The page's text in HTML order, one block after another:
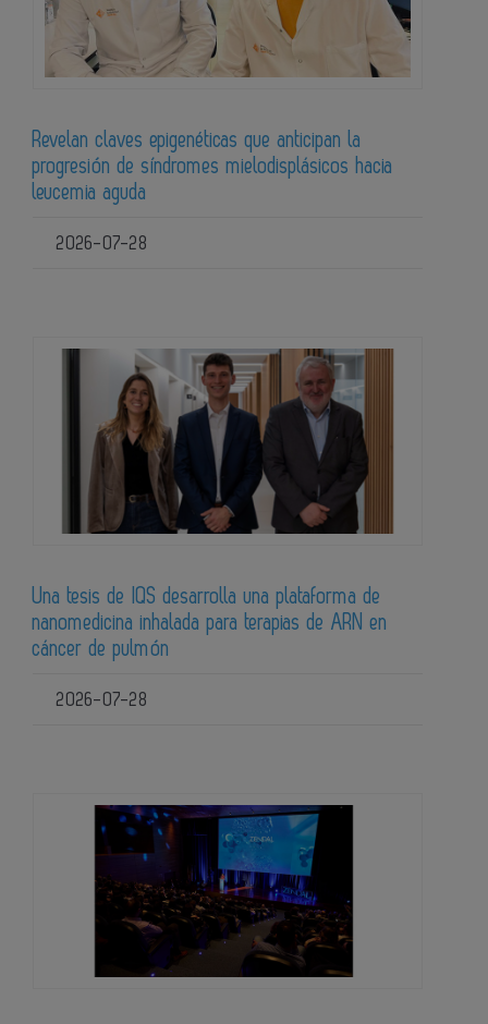
Revelan claves epigenéticas que anticipan la
progresión de síndromes mielodisplásicos hacia
leucemia aguda
2026-07-28
Una tesis de IQS desarrolla una plataforma de
nanomedicina inhalada para terapias de ARN en
cáncer de pulmón
2026-07-28